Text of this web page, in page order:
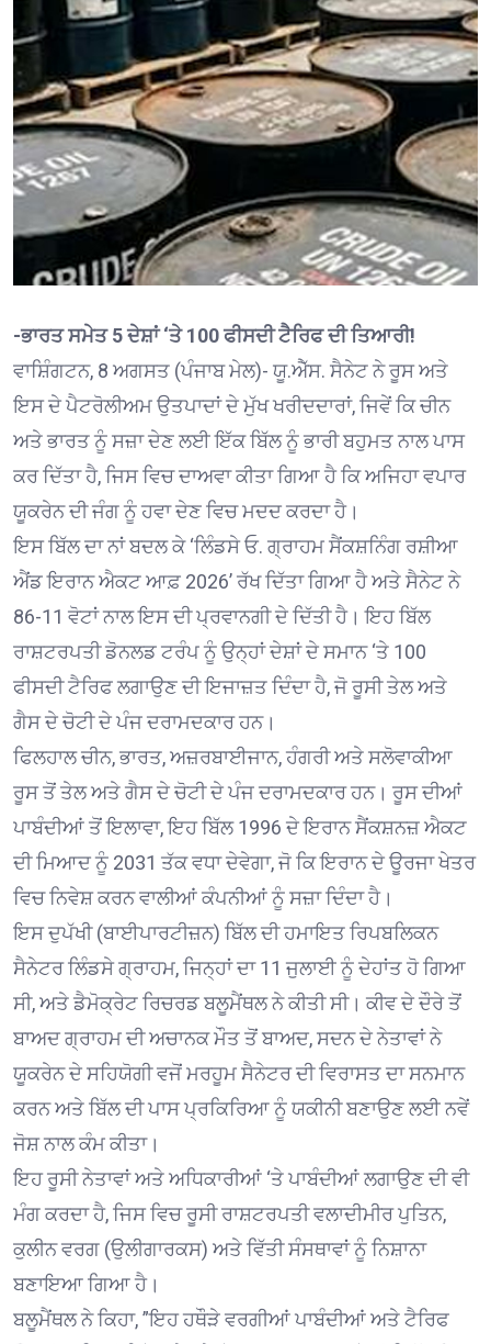
-ਭਾਰਤ ਸਮੇਤ 5 ਦੇਸ਼ਾਂ ‘ਤੇ 100 ਫੀਸਦੀ ਟੈਰਿਫ ਦੀ ਤਿਆਰੀ!
ਵਾਸ਼ਿੰਗਟਨ, 8 ਅਗਸਤ (ਪੰਜਾਬ ਮੇਲ)- ਯੂ.ਐੱਸ. ਸੈਨੇਟ ਨੇ ਰੂਸ ਅਤੇ
ਇਸ ਦੇ ਪੈਟਰੋਲੀਅਮ ਉਤਪਾਦਾਂ ਦੇ ਮੁੱਖ ਖਰੀਦਦਾਰਾਂ, ਜਿਵੇਂ ਕਿ ਚੀਨ
ਅਤੇ ਭਾਰਤ ਨੂੰ ਸਜ਼ਾ ਦੇਣ ਲਈ ਇੱਕ ਬਿੱਲ ਨੂੰ ਭਾਰੀ ਬਹੁਮਤ ਨਾਲ ਪਾਸ
ਕਰ ਦਿੱਤਾ ਹੈ, ਜਿਸ ਵਿਚ ਦਾਅਵਾ ਕੀਤਾ ਗਿਆ ਹੈ ਕਿ ਅਜਿਹਾ ਵਪਾਰ
ਯੂਕਰੇਨ ਦੀ ਜੰਗ ਨੂੰ ਹਵਾ ਦੇਣ ਵਿਚ ਮਦਦ ਕਰਦਾ ਹੈ।
ਇਸ ਬਿੱਲ ਦਾ ਨਾਂ ਬਦਲ ਕੇ ‘ਲਿੰਡਸੇ ਓ. ਗ੍ਰਾਹਮ ਸੈਂਕਸ਼ਨਿੰਗ ਰਸ਼ੀਆ
ਐਂਡ ਇਰਾਨ ਐਕਟ ਆਫ਼ 2026’ ਰੱਖ ਦਿੱਤਾ ਗਿਆ ਹੈ ਅਤੇ ਸੈਨੇਟ ਨੇ
86-11 ਵੋਟਾਂ ਨਾਲ ਇਸ ਦੀ ਪ੍ਰਵਾਨਗੀ ਦੇ ਦਿੱਤੀ ਹੈ। ਇਹ ਬਿੱਲ
ਰਾਸ਼ਟਰਪਤੀ ਡੋਨਲਡ ਟਰੰਪ ਨੂੰ ਉਨ੍ਹਾਂ ਦੇਸ਼ਾਂ ਦੇ ਸਮਾਨ ‘ਤੇ 100
ਫੀਸਦੀ ਟੈਰਿਫ ਲਗਾਉਣ ਦੀ ਇਜਾਜ਼ਤ ਦਿੰਦਾ ਹੈ, ਜੋ ਰੂਸੀ ਤੇਲ ਅਤੇ
ਗੈਸ ਦੇ ਚੋਟੀ ਦੇ ਪੰਜ ਦਰਾਮਦਕਾਰ ਹਨ।
ਫਿਲਹਾਲ ਚੀਨ, ਭਾਰਤ, ਅਜ਼ਰਬਾਈਜਾਨ, ਹੰਗਰੀ ਅਤੇ ਸਲੋਵਾਕੀਆ
ਰੂਸ ਤੋਂ ਤੇਲ ਅਤੇ ਗੈਸ ਦੇ ਚੋਟੀ ਦੇ ਪੰਜ ਦਰਾਮਦਕਾਰ ਹਨ। ਰੂਸ ਦੀਆਂ
ਪਾਬੰਦੀਆਂ ਤੋਂ ਇਲਾਵਾ, ਇਹ ਬਿੱਲ 1996 ਦੇ ਇਰਾਨ ਸੈਂਕਸ਼ਨਜ਼ ਐਕਟ
ਦੀ ਮਿਆਦ ਨੂੰ 2031 ਤੱਕ ਵਧਾ ਦੇਵੇਗਾ, ਜੋ ਕਿ ਇਰਾਨ ਦੇ ਊਰਜਾ ਖੇਤਰ
ਵਿਚ ਨਿਵੇਸ਼ ਕਰਨ ਵਾਲੀਆਂ ਕੰਪਨੀਆਂ ਨੂੰ ਸਜ਼ਾ ਦਿੰਦਾ ਹੈ।
ਇਸ ਦੁਪੱਖੀ (ਬਾਈਪਾਰਟੀਜ਼ਨ) ਬਿੱਲ ਦੀ ਹਮਾਇਤ ਰਿਪਬਲਿਕਨ
ਸੈਨੇਟਰ ਲਿੰਡਸੇ ਗ੍ਰਾਹਮ, ਜਿਨ੍ਹਾਂ ਦਾ 11 ਜੁਲਾਈ ਨੂੰ ਦੇਹਾਂਤ ਹੋ ਗਿਆ
ਸੀ, ਅਤੇ ਡੈਮੋਕ੍ਰੇਟ ਰਿਚਰਡ ਬਲੂਮੈਂਥਲ ਨੇ ਕੀਤੀ ਸੀ। ਕੀਵ ਦੇ ਦੌਰੇ ਤੋਂ
ਬਾਅਦ ਗ੍ਰਾਹਮ ਦੀ ਅਚਾਨਕ ਮੌਤ ਤੋਂ ਬਾਅਦ, ਸਦਨ ਦੇ ਨੇਤਾਵਾਂ ਨੇ
ਯੂਕਰੇਨ ਦੇ ਸਹਿਯੋਗੀ ਵਜੋਂ ਮਰਹੂਮ ਸੈਨੇਟਰ ਦੀ ਵਿਰਾਸਤ ਦਾ ਸਨਮਾਨ
ਕਰਨ ਅਤੇ ਬਿੱਲ ਦੀ ਪਾਸ ਪ੍ਰਕਿਰਿਆ ਨੂੰ ਯਕੀਨੀ ਬਣਾਉਣ ਲਈ ਨਵੇਂ
ਜੋਸ਼ ਨਾਲ ਕੰਮ ਕੀਤਾ।
ਇਹ ਰੂਸੀ ਨੇਤਾਵਾਂ ਅਤੇ ਅਧਿਕਾਰੀਆਂ ‘ਤੇ ਪਾਬੰਦੀਆਂ ਲਗਾਉਣ ਦੀ ਵੀ
ਮੰਗ ਕਰਦਾ ਹੈ, ਜਿਸ ਵਿਚ ਰੂਸੀ ਰਾਸ਼ਟਰਪਤੀ ਵਲਾਦੀਮੀਰ ਪੁਤਿਨ,
ਕੁਲੀਨ ਵਰਗ (ਉਲੀਗਾਰਕਸ) ਅਤੇ ਵਿੱਤੀ ਸੰਸਥਾਵਾਂ ਨੂੰ ਨਿਸ਼ਾਨਾ
ਬਣਾਇਆ ਗਿਆ ਹੈ।
ਬਲੂਮੈਂਥਲ ਨੇ ਕਿਹਾ, ”ਇਹ ਹਥੌੜੇ ਵਰਗੀਆਂ ਪਾਬੰਦੀਆਂ ਅਤੇ ਟੈਰਿਫ